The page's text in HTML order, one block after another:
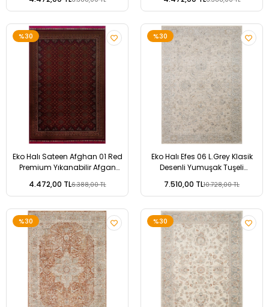
Dokuma Halı
Dokuma Halı
%30
Eko Halı Sateen Afghan 01 Red
Premium Yıkanabilir Afgan
Dokuma Halı
4.472,00 TL6.388,00 TL
%30
Eko Halı Efes 06 L.Grey Klasik
Desenli Yumuşak Tuşeli
7.510,00 TL10.728,00 TL
%30 %30